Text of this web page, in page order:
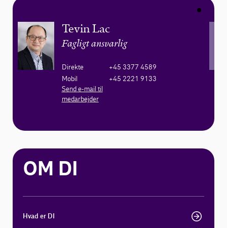
Tevin Lac
Fagligt ansvarlig
Direkte
+45 3377 4589
Mobil
+45 2221 9133
Send e-mail til
medarbejder
OM DI
Hvad er DI